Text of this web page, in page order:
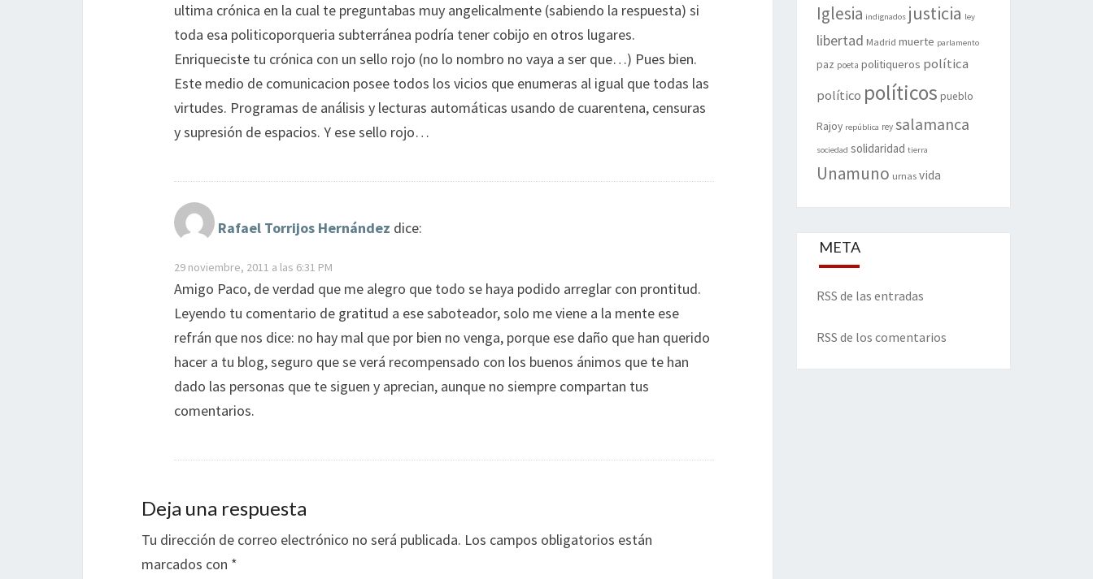
ultima crónica en la cual te preguntabas muy angelicalmente (sabiendo la respuesta) si
toda esa politicoporqueria subterránea podría tener cobijo en otros lugares.
Enriqueciste tu crónica con un sello rojo (no lo nombro no vaya a ser que…) Pues bien.
Este medio de comunicacion posee todos los vicios que enumeras al igual que todas las
virtudes. Programas de análisis y lecturas automáticas usando de cuarentena, censuras
y supresión de espacios. Y ese sello rojo…
Rafael Torrijos Hernández dice:
29 noviembre, 2011 a las 6:31 PM
Amigo Paco, de verdad que me alegro que todo se haya podido arreglar con prontitud.
Leyendo tu comentario de gratitud a ese saboteador, solo me viene a la mente ese
refrán que nos dice: no hay mal que por bien no venga, porque ese daño que han querido
hacer a tu blog, seguro que se verá recompensado con los buenos ánimos que te han
dado las personas que te siguen y aprecian, aunque no siempre compartan tus
comentarios.
Deja una respuesta
Tu dirección de correo electrónico no será publicada. Los campos obligatorios están
marcados con *
Iglesia indignados justicia ley
libertad Madrid muerte parlamento
paz poeta politiqueros política
político políticos pueblo
Rajoy república rey salamanca
sociedad solidaridad tierra
Unamuno urnas vida
META
RSS de las entradas
RSS de los comentarios